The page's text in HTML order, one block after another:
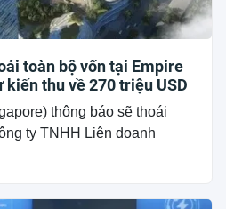
toàn bộ vốn tại Empire
thu về 270 triệu USD
thông báo sẽ thoái
ty TNHH Liên doanh